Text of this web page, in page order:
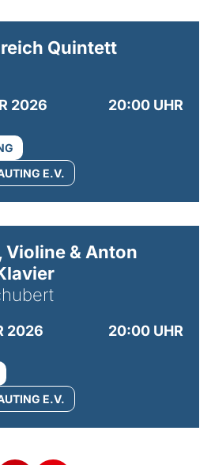
Quintett
2026
20:00 UHR
E.V.
Violine & Anton
2026
20:00 UHR
E.V.